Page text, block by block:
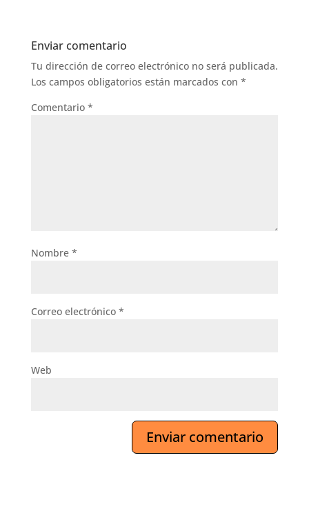
Enviar comentario
Tu dirección de correo electrónico no será publicada.
Los campos obligatorios están marcados con *
Comentario *
Nombre *
Correo electrónico *
Web